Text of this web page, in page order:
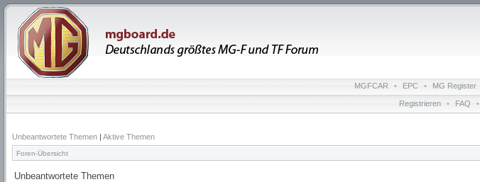
MGFCAR • EPC • MG Register
Registrieren • FAQ •
Unbeantwortete Themen | Aktive Themen
Foren-Übersicht
Unbeantwortete Themen